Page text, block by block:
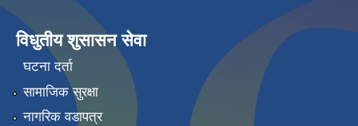
विधुतीय शुसासन सेवा
घटना दर्ता
सामाजिक सुरक्षा
नागरिक वडापत्र